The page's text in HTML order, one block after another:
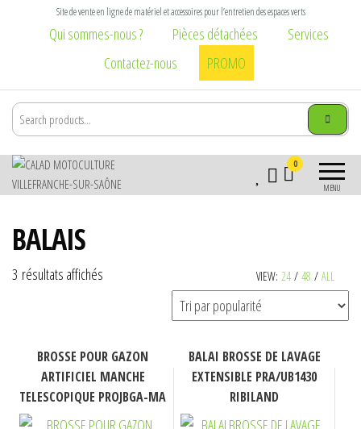
Site de vente en ligne de matériel et accessoires pour l’entretien des espaces verts
Qui sommes-nous ? Pièces détachées
Services
Contactez-nous
PROMO
Motoculture
l\'entretien des
broyeur,
brouette, taille
haie, élagage,
MENU
0
BALAIS
VIEW: 24 / 48 / ALL
3 résultats affichés
BROSSE POUR GAZON
ARTIFICIEL MANCHE
TELESCOPIQUE PROJBGA-MA
BALAI BROSSE DE LAVAGE
EXTENSIBLE PRA/UB1430
RIBILAND